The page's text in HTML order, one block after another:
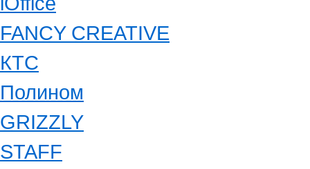
FANCY CREATIVE
КТС
Полином
GRIZZLY
STAFF